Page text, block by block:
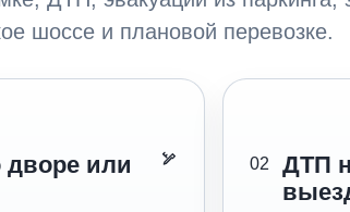
шоссе и плановой перевозке.
дворе или
02
ДТП